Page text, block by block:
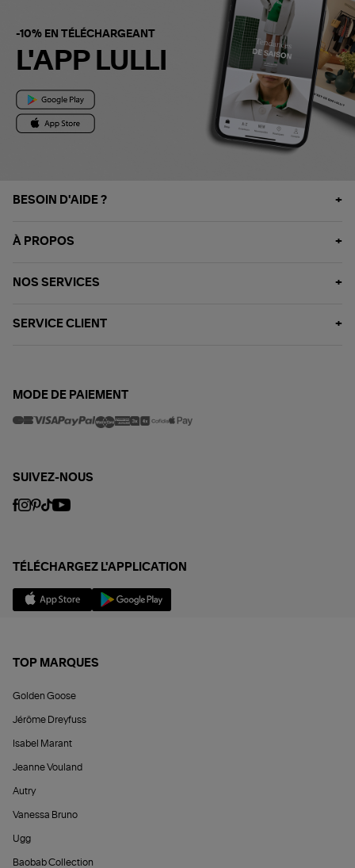
-10% EN TÉLÉCHARGEANT
L'APP LULLI
BESOIN D'AIDE ?
À PROPOS
NOS SERVICES
SERVICE CLIENT
MODE DE PAIEMENT
SUIVEZ-NOUS
TÉLÉCHARGEZ L'APPLICATION
TOP MARQUES
Golden Goose
Jérôme Dreyfuss
Isabel Marant
Jeanne Vouland
Autry
Vanessa Bruno
Ugg
Baobab Collection